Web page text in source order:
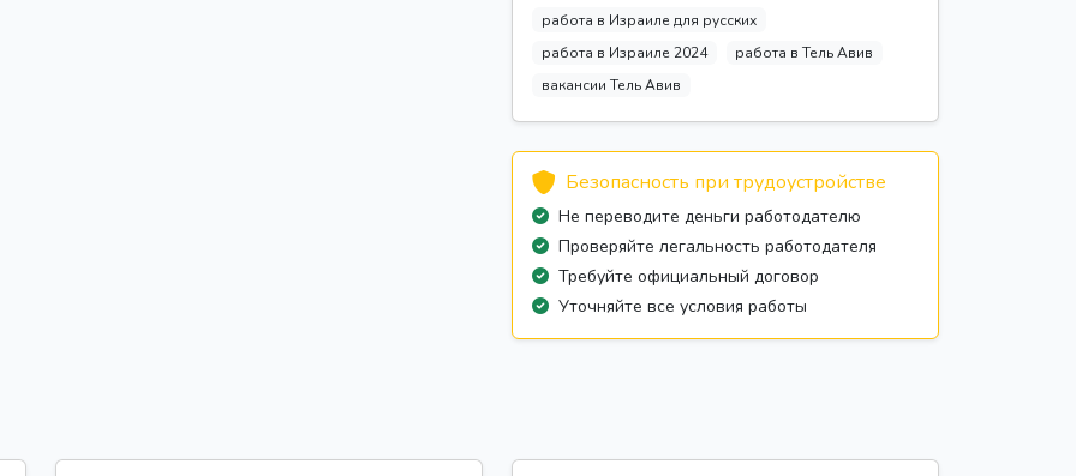
работа в Израиле для русских
работа в Израиле 2024
работа в Тель Авив
вакансии Тель Авив
Безопасность при трудоустройстве
Не переводите деньги работодателю
Проверяйте легальность работодателя
Требуйте официальный договор
Уточняйте все условия работы